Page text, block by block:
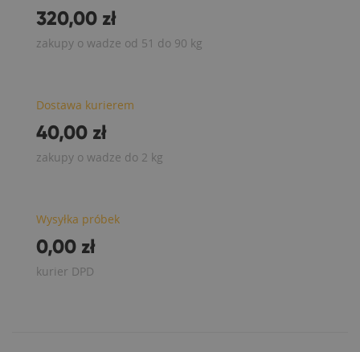
320,00 zł
zakupy o wadze od 51 do 90 kg
Dostawa kurierem
40,00 zł
zakupy o wadze do 2 kg
Wysyłka próbek
0,00 zł
kurier DPD